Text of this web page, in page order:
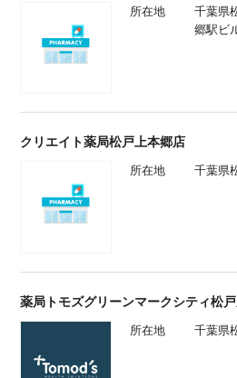
所在地
千葉県
郷駅ビ
クリエイト薬局松戸上本郷店
所在地 千葉県
薬局トモズグリーンマークシティ松
所在地 千葉県